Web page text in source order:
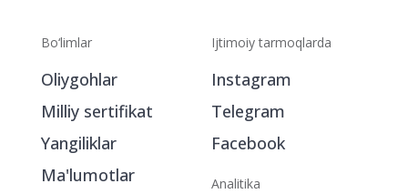
Bo‘limlar
Oliygohlar
Milliy sertifikat
Yangiliklar
Ma'lumotlar
Ijtimoiy tarmoqlarda
Instagram
Telegram
Facebook
Analitika